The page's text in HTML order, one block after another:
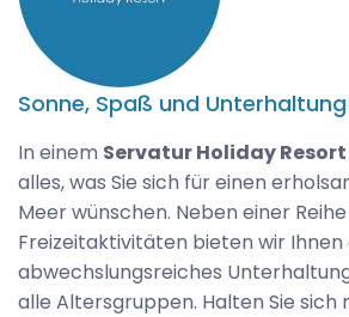
Sonne, Spaß und
In einem Servatur Holiday Resort
alles, was Sie sich für einen
Meer wünschen. Neben einer
Freizeitaktivitäten bieten wir Ihnen
abwechslungsreiches
alle Altersgruppen. Halten Sie sich